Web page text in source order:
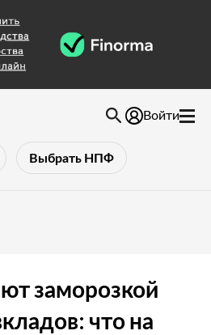
Выбрать НПФ
Войти
заморозкой
что на